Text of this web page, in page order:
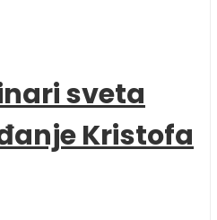
sveta
Kristofa